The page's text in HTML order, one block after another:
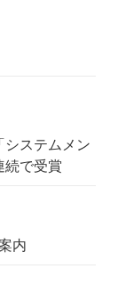
システムメン
続で受賞
内